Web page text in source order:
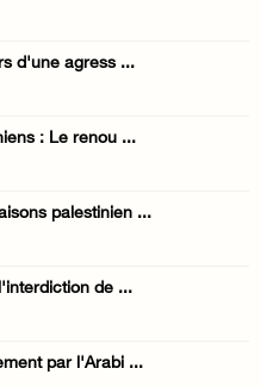
d'une agress ...
: Le renou ...
palestinien ...
de ...
par l'Arabi ...